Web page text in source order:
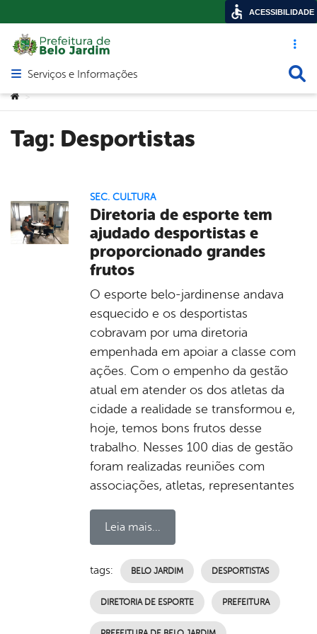
Acesso
Abrir menu principal de navegação
Serviços e Informações
Você está aqui:
>
Tag: Desportistas
SEC. CULTURA
Diretoria de esporte tem
ajudado desportistas e
proporcionado grandes
frutos
O esporte belo-jardinense andava
esquecido e os desportistas
cobravam por uma diretoria
empenhada em apoiar a classe com
ações. Com o empenho da gestão
atual em atender os dos atletas da
cidade a realidade se transformou e,
hoje, temos bons frutos desse
trabalho. Nesses 100 dias de gestão
foram realizadas reuniões com
associações, atletas, representantes
Leia mais...
tags: BELO JARDIM DESPORTISTAS
DIRETORIA DE ESPORTE PREFEITURA
ACESSIBILIDADE